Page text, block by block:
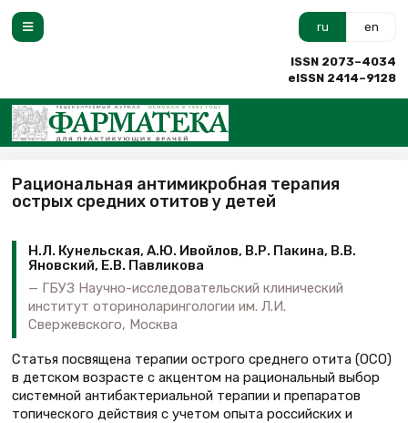
ru en
ISSN 2073–4034
eISSN 2414–9128
Рациональная антимикробная терапия
острых средних отитов у детей
Н.Л. Кунельская, А.Ю. Ивойлов, В.Р. Пакина, В.В.
Яновский, Е.В. Павликова
ГБУЗ Научно-исследовательский клинический
институт оториноларингологии им. Л.И.
Свержевского, Москва
Статья посвящена терапии острого среднего отита (ОСО)
в детском возрасте с акцентом на рациональный выбор
системной антибактериальной терапии и препаратов
топического действия с учетом опыта российских и